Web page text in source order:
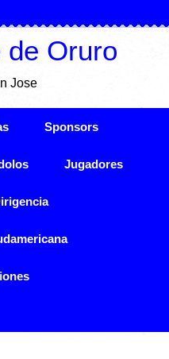
de Oruro
Jose
Sponsors
Jugadores